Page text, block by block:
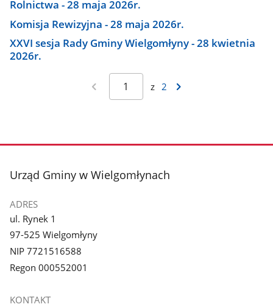
Rolnictwa - 28 maja 2026r.
Komisja Rewizyjna - 28 maja 2026r.
XXVI sesja Rady Gminy Wielgomłyny - 28 kwietnia
2026r.
z 2
stopka
Urząd Gminy w Wielgomłynach
ADRES
ul. Rynek 1
97-525 Wielgomłyny
NIP 7721516588
Regon 000552001
KONTAKT